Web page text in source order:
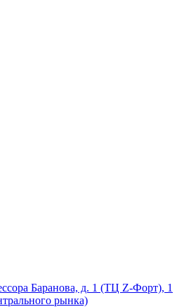
Баранова, д. 1 (ТЦ Z-Форт), 1
рынка)